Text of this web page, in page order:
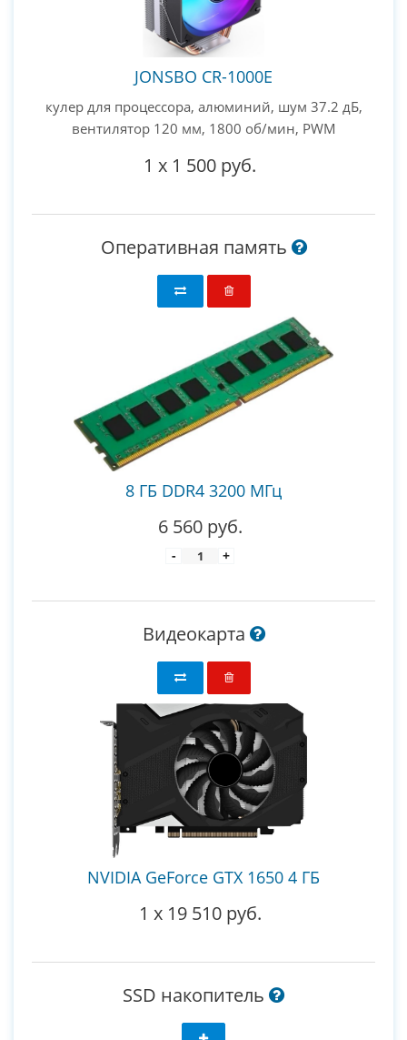
JONSBO CR-1000E
кулер для процессора, алюминий, шум 37.2 дБ,
вентилятор 120 мм, 1800 об/мин, PWM
1 x 1 500 руб.
Оперативная память
8 ГБ DDR4 3200 МГц
6 560 руб.
- +
Видеокарта
NVIDIA GeForce GTX 1650 4 ГБ
1 x 19 510 руб.
SSD накопитель